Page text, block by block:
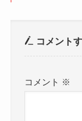
コメント
コメント ※